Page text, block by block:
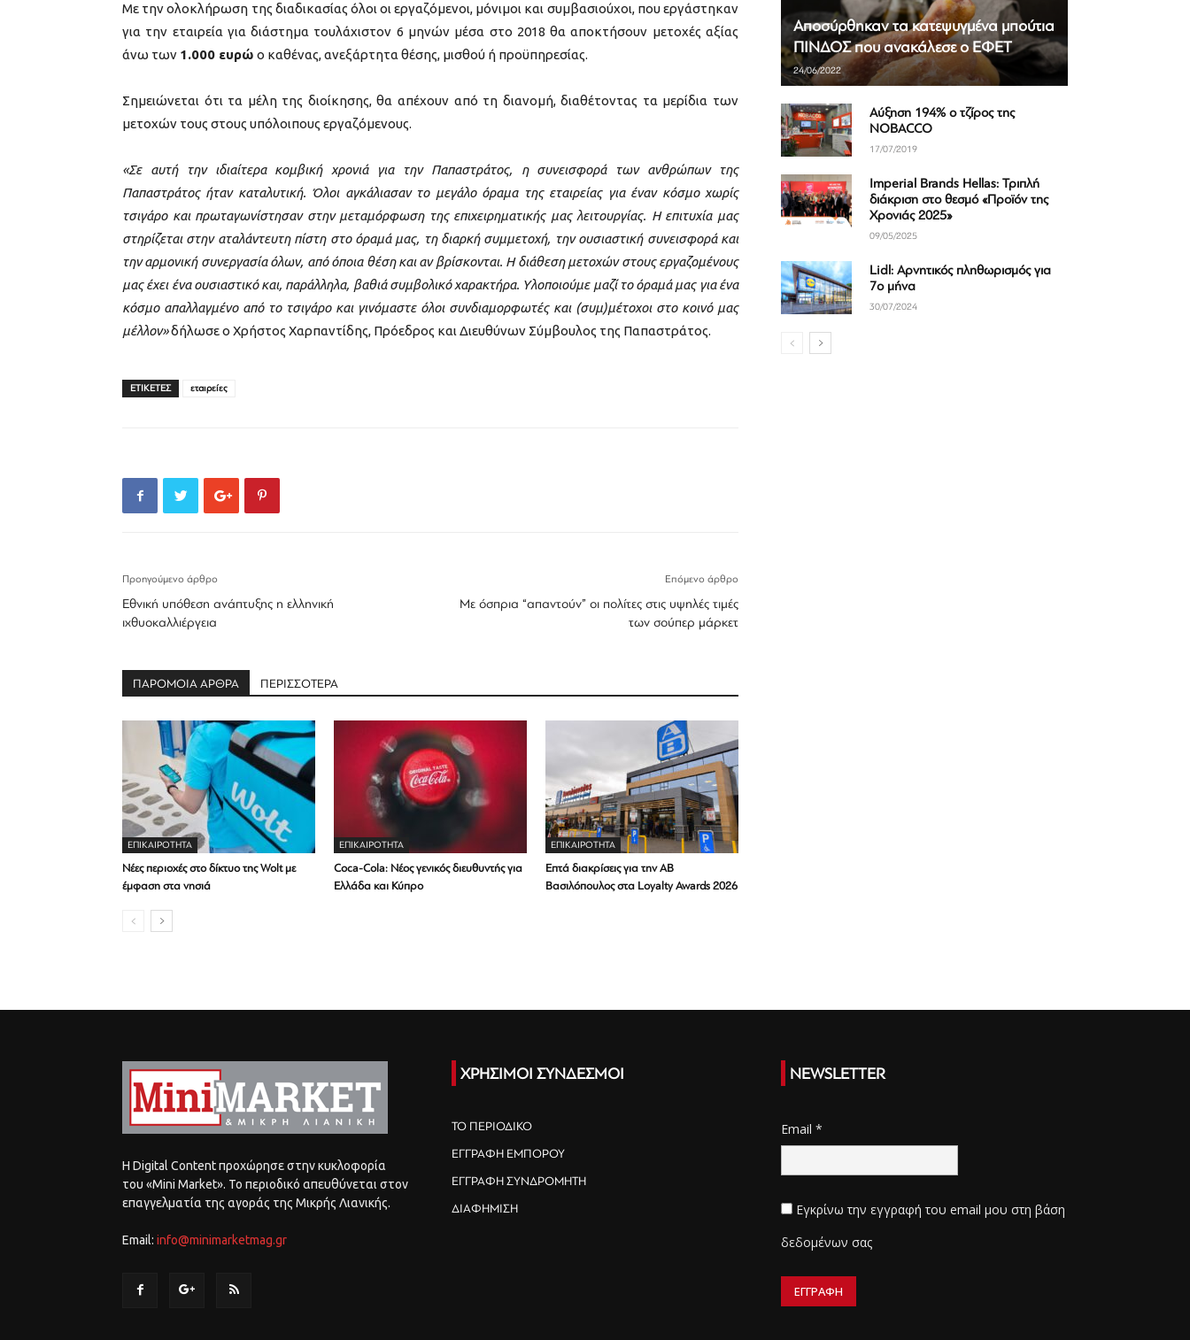
Mε την ολοκλήρωση της διαδικασίας όλοι οι εργαζόμενοι, μόνιμοι και συμβασιούχοι, που εργάστηκαν
για την εταιρεία για διάστημα τουλάχιστον 6 μηνών μέσα στο 2018 θα αποκτήσουν μετοχές αξίας
άνω των 1.000 ευρώ ο καθένας, ανεξάρτητα θέσης, μισθού ή προϋπηρεσίας.
Σημειώνεται ότι τα μέλη της διοίκησης, θα απέχουν από τη διανομή, διαθέτοντας τα μερίδια των
μετοχών τους στους υπόλοιπους εργαζόμενους.
«Σε αυτή την ιδιαίτερα κομβική χρονιά για την Παπαστράτος, η συνεισφορά των ανθρώπων της
Παπαστράτος ήταν καταλυτική. Όλοι αγκάλιασαν το μεγάλο όραμα της εταιρείας για έναν κόσμο χωρίς
τσιγάρο και πρωταγωνίστησαν στην μεταμόρφωση της επιχειρηματικής μας λειτουργίας. Η επιτυχία μας
στηρίζεται στην αταλάντευτη πίστη στο όραμά μας, τη διαρκή συμμετοχή, την ουσιαστική συνεισφορά και
την αρμονική συνεργασία όλων, από όποια θέση και αν βρίσκονται. Η διάθεση μετοχών στους εργαζομένους
μας έχει ένα ουσιαστικό και, παράλληλα, βαθιά συμβολικό χαρακτήρα. Υλοποιούμε μαζί το όραμά μας για ένα
κόσμο απαλλαγμένο από το τσιγάρο και γινόμαστε όλοι συνδιαμορφωτές και (συμ)μέτοχοι στο κοινό μας
μέλλον»δήλωσε ο Χρήστος Χαρπαντίδης, Πρόεδρος και Διευθύνων Σύμβουλος της Παπαστράτος.
ΕΤΙΚΕΤΕΣ εταιρείες
Προηγούμενο άρθρο
Εθνική υπόθεση ανάπτυξης η ελληνική
ιχθυοκαλλιέργεια
Επόμενο άρθρο
Με όσπρια “απαντούν” οι πολίτες στις υψηλές τιμές
των σούπερ μάρκετ
ΠΑΡΟΜΟΙΑ ΑΡΘΡΑ ΠΕΡΙΣΣΟΤΕΡΑ
ΕΠΙΚΑΙΡΟΤΗΤΑ
Νέες περιοχές στο δίκτυο της Wolt με
έμφαση στα νησιά
ΕΠΙΚΑΙΡΟΤΗΤΑ
Coca-Cola: Νέος γενικός διευθυντής για
Ελλάδα και Κύπρο
ΕΠΙΚΑΙΡΟΤΗΤΑ
Επτά διακρίσεις για την ΑΒ
Βασιλόπουλος στα Loyalty Awards 2026
Αποσύρθηκαν τα κατεψυγμένα μπούτια
ΠΙΝΔΟΣ που ανακάλεσε ο ΕΦΕΤ
24/06/2022
Αύξηση 194% ο τζίρος της
NOBACCO
17/07/2019
Imperial Brands Hellas: Τριπλή
διάκριση στο θεσμό «Προϊόν της
Χρονιάς 2025»
09/05/2025
Lidl: Αρνητικός πληθωρισμός για
7ο μήνα
30/07/2024
Η Digital Content προχώρησε στην κυκλοφορία
του «Mini Market». Το περιοδικό απευθύνεται στον
επαγγελματία της αγοράς της Μικρής Λιανικής.
Email: info@minimarketmag.gr
ΧΡΗΣΙΜΟΙ ΣΥΝΔΕΣΜΟΙ
ΤΟ ΠΕΡΙΟΔΙΚΟ
ΕΓΓΡΑΦΗ ΕΜΠΟΡΟΥ
ΕΓΓΡΑΦΗ ΣΥΝΔΡΟΜΗΤΗ
ΔΙΑΦΗΜΙΣΗ
NEWSLETTER
Email *
Εγκρίνω την εγγραφή του email μου στη βάση
δεδομένων σας